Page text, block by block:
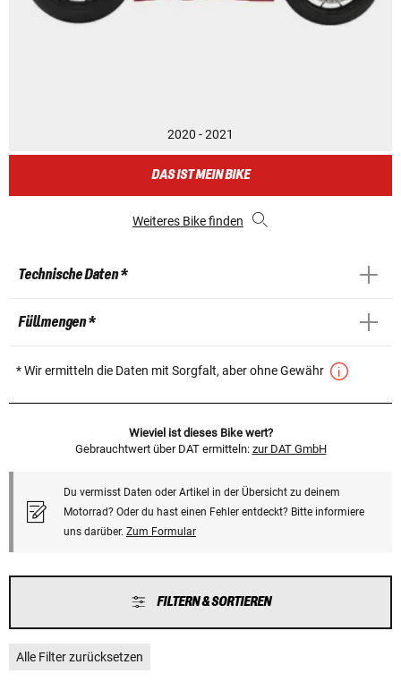
2020 - 2021
DAS IST MEIN BIKE
Weiteres Bike finden
Technische Daten *
Füllmengen *
* Wir ermitteln die Daten mit Sorgfalt, aber ohne Gewähr
Wieviel ist dieses Bike wert?
Gebrauchtwert über DAT ermitteln: zur DAT GmbH
Du vermisst Daten oder Artikel in der Übersicht zu deinem
Motorrad? Oder du hast einen Fehler entdeckt? Bitte informiere
uns darüber. Zum Formular
FILTERN & SORTIEREN
Alle Filter zurücksetzen